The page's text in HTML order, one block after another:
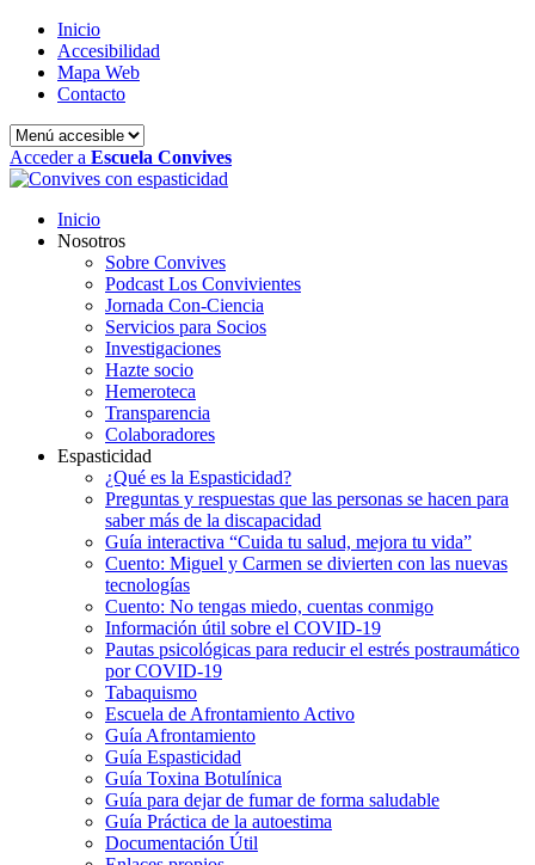
Inicio
Accesibilidad
Mapa Web
Contacto
Acceder a Escuela Convives
Inicio
Nosotros
Sobre Convives
Podcast Los Convivientes
Jornada Con-Ciencia
Servicios para Socios
Investigaciones
Hazte socio
Hemeroteca
Transparencia
Colaboradores
Espasticidad
¿Qué es la Espasticidad?
Preguntas y respuestas que las personas se hacen para
saber más de la discapacidad
Guía interactiva “Cuida tu salud, mejora tu vida”
Cuento: Miguel y Carmen se divierten con las nuevas
tecnologías
Cuento: No tengas miedo, cuentas conmigo
Información útil sobre el COVID-19
Pautas psicológicas para reducir el estrés postraumático
por COVID-19
Tabaquismo
Escuela de Afrontamiento Activo
Guía Afrontamiento
Guía Espasticidad
Guía Toxina Botulínica
Guía para dejar de fumar de forma saludable
Guía Práctica de la autoestima
Documentación Útil